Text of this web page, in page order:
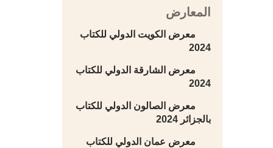
المعارض
معرض الكويت الدولي للكتاب
2024
معرض الشارقة الدولي للكتاب
2024
معرض الصالون الدولي للكتاب
بالجزائر 2024
معرض عمان الدولي للكتاب